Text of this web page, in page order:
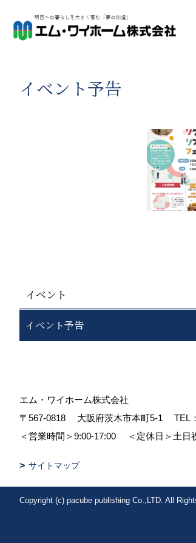
イベント予告
イベント
イベント予告
エム・ワイホーム株式会社
〒567-0818
大阪府茨木市本町5-1 TEL：
＜営業時間＞9:00-17:00
＜定休日＞土日
サイトマップ
Copyright (c) pacube publishing Co.,LTD. All